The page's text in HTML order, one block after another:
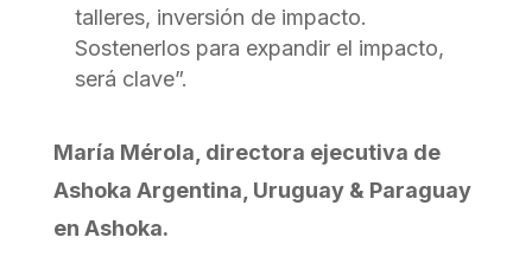
talleres, inversión de impacto.
Sostenerlos para expandir el impacto,
será clave”.
María Mérola, directora ejecutiva de
Ashoka Argentina, Uruguay & Paraguay
en Ashoka.